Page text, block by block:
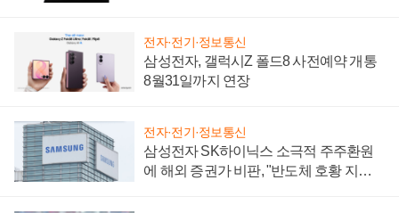
전자·전기·정보통신
삼성전자, 갤럭시Z 폴드8 사전예약 개통
8월31일까지 연장
전자·전기·정보통신
삼성전자 SK하이닉스 소극적 주주환원
에 해외 증권가 비판, "반도체 호황 지속